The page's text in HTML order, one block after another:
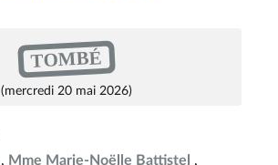
TOMBÉ
(mercredi 20 mai 2026)
Mme Marie-Noëlle Battistel